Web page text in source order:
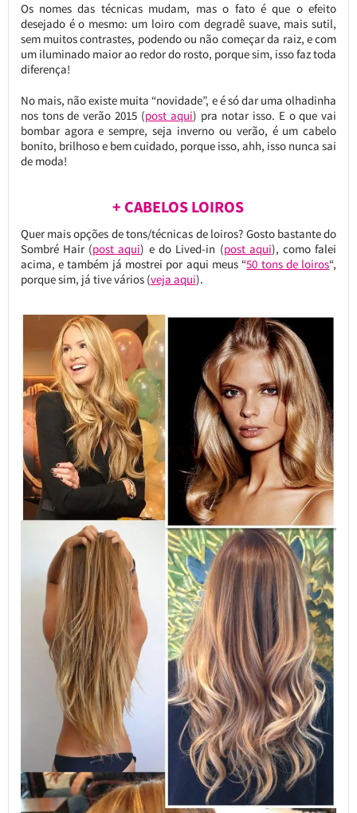
Os nomes das técnicas mudam, mas o fato é que o efeito
desejado é o mesmo: um loiro com degradê suave, mais sutil,
sem muitos contrastes, podendo ou não começar da raiz, e com
um iluminado maior ao redor do rosto, porque sim, isso faz toda
diferença!
No mais, não existe muita “novidade”, e é só dar uma olhadinha
nos tons de verão 2015 (post aqui) pra notar isso. E o que vai
bombar agora e sempre, seja inverno ou verão, é um cabelo
bonito, brilhoso e bem cuidado, porque isso, ahh, isso nunca sai
de moda!
+ CABELOS LOIROS
Quer mais opções de tons/técnicas de loiros? Gosto bastante do
Sombré Hair (post aqui) e do Lived-in (post aqui), como falei
acima, e também já mostrei por aqui meus “50 tons de loiros“,
porque sim, já tive vários (veja aqui).